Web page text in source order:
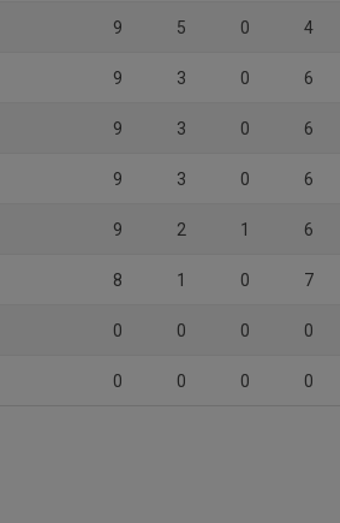
9 5 0 4
9 3 0 6
9 3 0 6
9 3 0 6
9 2 1 6
8 1 0 7
0 0 0 0
0 0 0 0